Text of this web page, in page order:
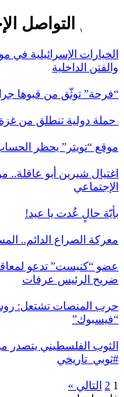
مواقع التواصل
الخيارات الإسرائيلية في
والفتن الداخلية
“فرحة” توثّق من قبوها
حملة دولية تنطلق من
موقع “تويتر” يحظر
اغتيال شيرين أبو
الإجتماعي
بأيّة حالٍ عُدت يا عيد!
معركة الصراع الدائم..
عضو “كنيست” تدعو
ضريح الرئيس عرفات
حرب المنصات تشتعل:
“فيسبوك”
الثوب الفلسطيني يتصدر
#ثوبي_تاريخي
1
2 التالي »